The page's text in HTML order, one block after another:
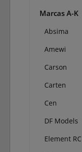
Marcas A-K
Absima
Amewi
Carson
Carten
Cen
DF Models
Element RC